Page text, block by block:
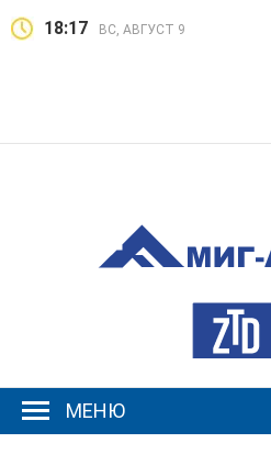
18:17 ВС, АВГУСТ 9
МЕНЮ